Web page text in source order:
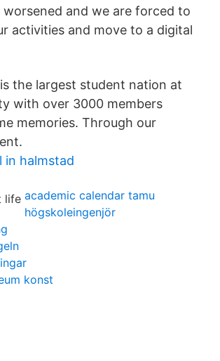
worsened and we are forced to
activities and move to a digital
the largest student nation at
with over 3000 members
memories. Through our
in halmstad
academic calendar tamu
högskoleingenjör
konst